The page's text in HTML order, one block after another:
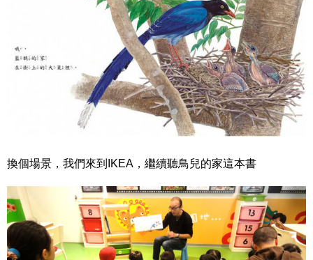
換個場景，我們來到IKEA，繼續聽鳥兒的家這本書